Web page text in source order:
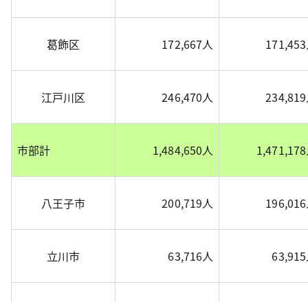
葛飾区 172,667人
江戸川区 246,470人
市部計 1,484,650人
八王子市 200,719人
立川市 63,716人